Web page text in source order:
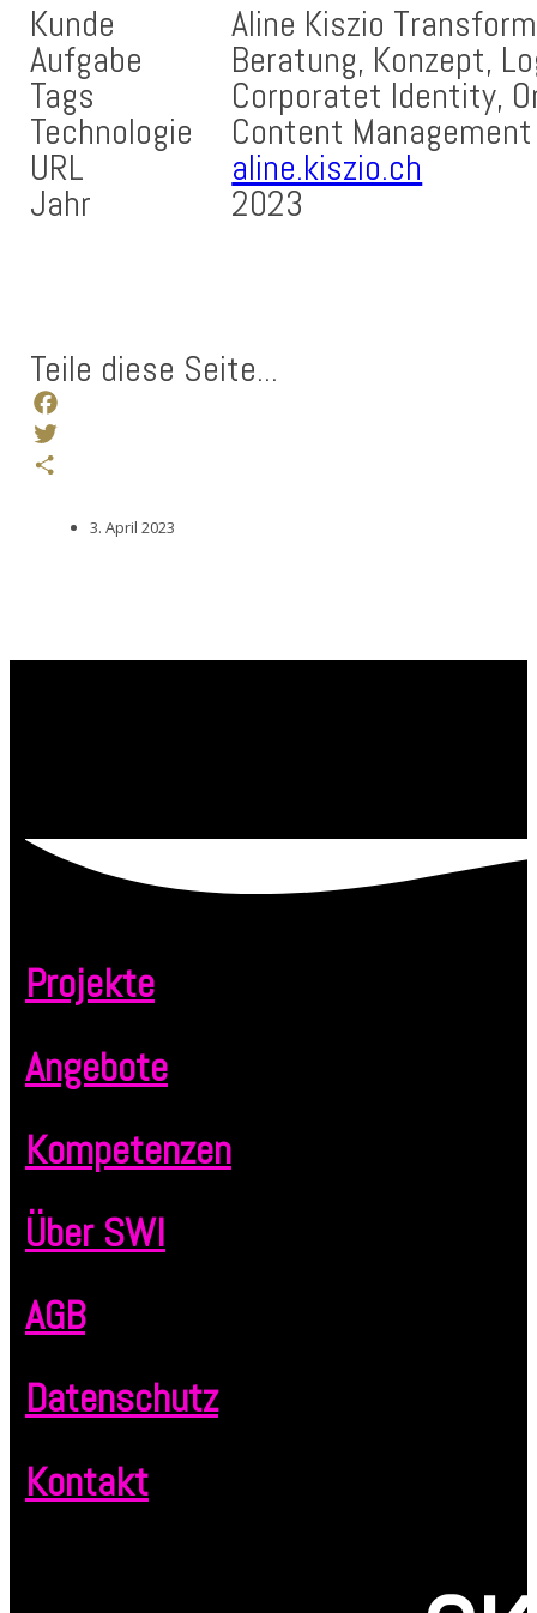
Kunde Aline Kiszio
Aufgabe Beratung, Konzept,
Tags Corporatet Identity,
Technologie Content
URL aline.kiszio.ch
Jahr 2023
Teile diese Seite...
Facebook
Twitter
3. April 2023
Projekte
Angebote
Kompetenzen
Über SWI
AGB
Datenschutz
Kontakt